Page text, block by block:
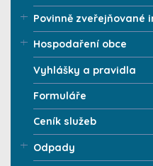
Povinně zveřejňované
Hospodaření obce
Vyhlášky a pravidla
Formuláře
Ceník služeb
Odpady